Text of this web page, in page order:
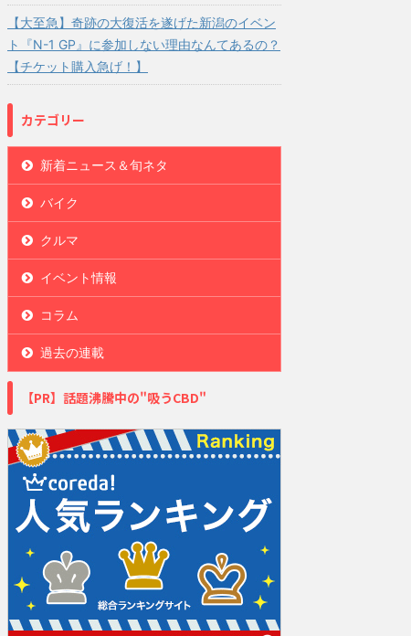
【大至急】奇跡の大復活を遂げた新潟のイベン
ト『N-1 GP』に参加しない理由なんてあるの？
【チケット購入急げ！】
カテゴリー
新着ニュース＆旬ネタ
バイク
クルマ
イベント情報
コラム
過去の連載
【PR】話題沸騰中の"吸うCBD"